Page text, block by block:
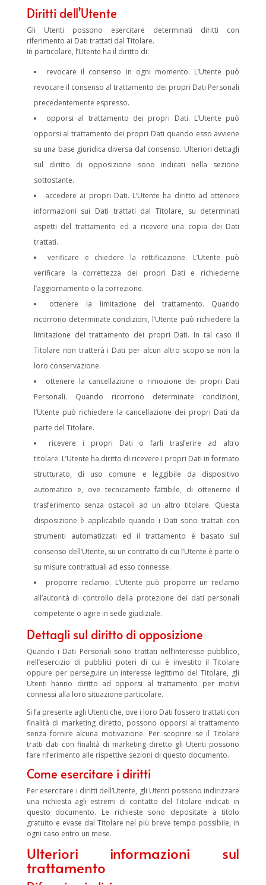
Diritti dell’Utente
Gli Utenti possono esercitare determinati diritti con
riferimento ai Dati trattati dal Titolare.
In particolare, l’Utente ha il diritto di:
revocare il consenso in ogni momento. L’Utente può
revocare il consenso al trattamento dei propri Dati Personali
precedentemente espresso.
opporsi al trattamento dei propri Dati. L’Utente può
opporsi al trattamento dei propri Dati quando esso avviene
su una base giuridica diversa dal consenso. Ulteriori dettagli
sul diritto di opposizione sono indicati nella sezione
sottostante.
accedere ai propri Dati. L’Utente ha diritto ad ottenere
informazioni sui Dati trattati dal Titolare, su determinati
aspetti del trattamento ed a ricevere una copia dei Dati
trattati.
verificare e chiedere la rettificazione. L’Utente può
verificare la correttezza dei propri Dati e richiederne
l’aggiornamento o la correzione.
ottenere la limitazione del trattamento. Quando
ricorrono determinate condizioni, l’Utente può richiedere la
limitazione del trattamento dei propri Dati. In tal caso il
Titolare non tratterà i Dati per alcun altro scopo se non la
loro conservazione.
ottenere la cancellazione o rimozione dei propri Dati
Personali. Quando ricorrono determinate condizioni,
l’Utente può richiedere la cancellazione dei propri Dati da
parte del Titolare.
ricevere i propri Dati o farli trasferire ad altro
titolare. L’Utente ha diritto di ricevere i propri Dati in formato
strutturato, di uso comune e leggibile da dispositivo
automatico e, ove tecnicamente fattibile, di ottenerne il
trasferimento senza ostacoli ad un altro titolare. Questa
disposizione è applicabile quando i Dati sono trattati con
strumenti automatizzati ed il trattamento è basato sul
consenso dell’Utente, su un contratto di cui l’Utente è parte o
su misure contrattuali ad esso connesse.
proporre reclamo. L’Utente può proporre un reclamo
all’autorità di controllo della protezione dei dati personali
competente o agire in sede giudiziale.
Dettagli sul diritto di opposizione
Quando i Dati Personali sono trattati nell’interesse pubblico,
nell’esercizio di pubblici poteri di cui è investito il Titolare
oppure per perseguire un interesse legittimo del Titolare, gli
Utenti hanno diritto ad opporsi al trattamento per motivi
connessi alla loro situazione particolare.
Si fa presente agli Utenti che, ove i loro Dati fossero trattati con
finalità di marketing diretto, possono opporsi al trattamento
senza fornire alcuna motivazione. Per scoprire se il Titolare
tratti dati con finalità di marketing diretto gli Utenti possono
fare riferimento alle rispettive sezioni di questo documento.
Come esercitare i diritti
Per esercitare i diritti dell’Utente, gli Utenti possono indirizzare
una richiesta agli estremi di contatto del Titolare indicati in
questo documento. Le richieste sono depositate a titolo
gratuito e evase dal Titolare nel più breve tempo possibile, in
ogni caso entro un mese.
Ulteriori informazioni sul
trattamento